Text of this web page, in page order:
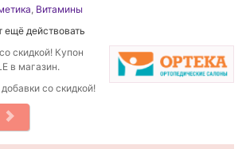
Витамины
ещё действовать
скидкой! Купон
в магазин.
со скидкой!